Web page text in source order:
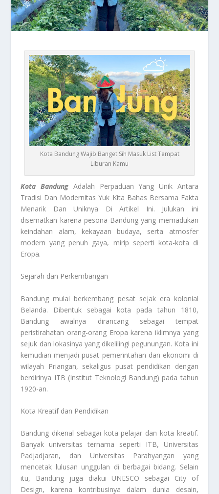
Kota Bandung Wajib Banget Sih Masuk List Tempat
Liburan Kamu
Kota Bandung Adalah Perpaduan Yang Unik Antara
Tradisi Dan Modernitas Yuk Kita Bahas Bersama Fakta
Menarik Dan Uniknya Di Artikel Ini. Julukan ini
disematkan karena pesona Bandung yang memadukan
keindahan alam, kekayaan budaya, serta atmosfer
modern yang penuh gaya, mirip seperti kota-kota di
Eropa.
Sejarah dan Perkembangan
Bandung mulai berkembang pesat sejak era kolonial
Belanda. Dibentuk sebagai kota pada tahun 1810,
Bandung awalnya dirancang sebagai tempat
peristirahatan orang-orang Eropa karena iklimnya yang
sejuk dan lokasinya yang dikelilingi pegunungan. Kota ini
kemudian menjadi pusat pemerintahan dan ekonomi di
wilayah Priangan, sekaligus pusat pendidikan dengan
berdirinya ITB (Institut Teknologi Bandung) pada tahun
1920-an.
Kota Kreatif dan Pendidikan
Bandung dikenal sebagai kota pelajar dan kota kreatif.
Banyak universitas ternama seperti ITB, Universitas
Padjadjaran, dan Universitas Parahyangan yang
mencetak lulusan unggulan di berbagai bidang. Selain
itu, Bandung juga diakui UNESCO sebagai City of
Design, karena kontribusinya dalam dunia desain,